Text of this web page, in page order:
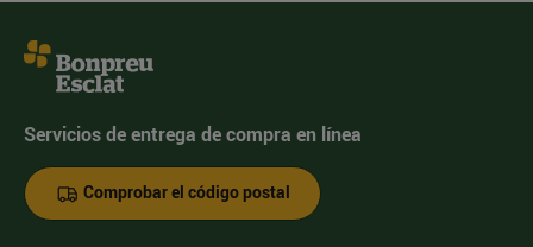
Servicios de entrega de compra en línea
Comprobar el código postal